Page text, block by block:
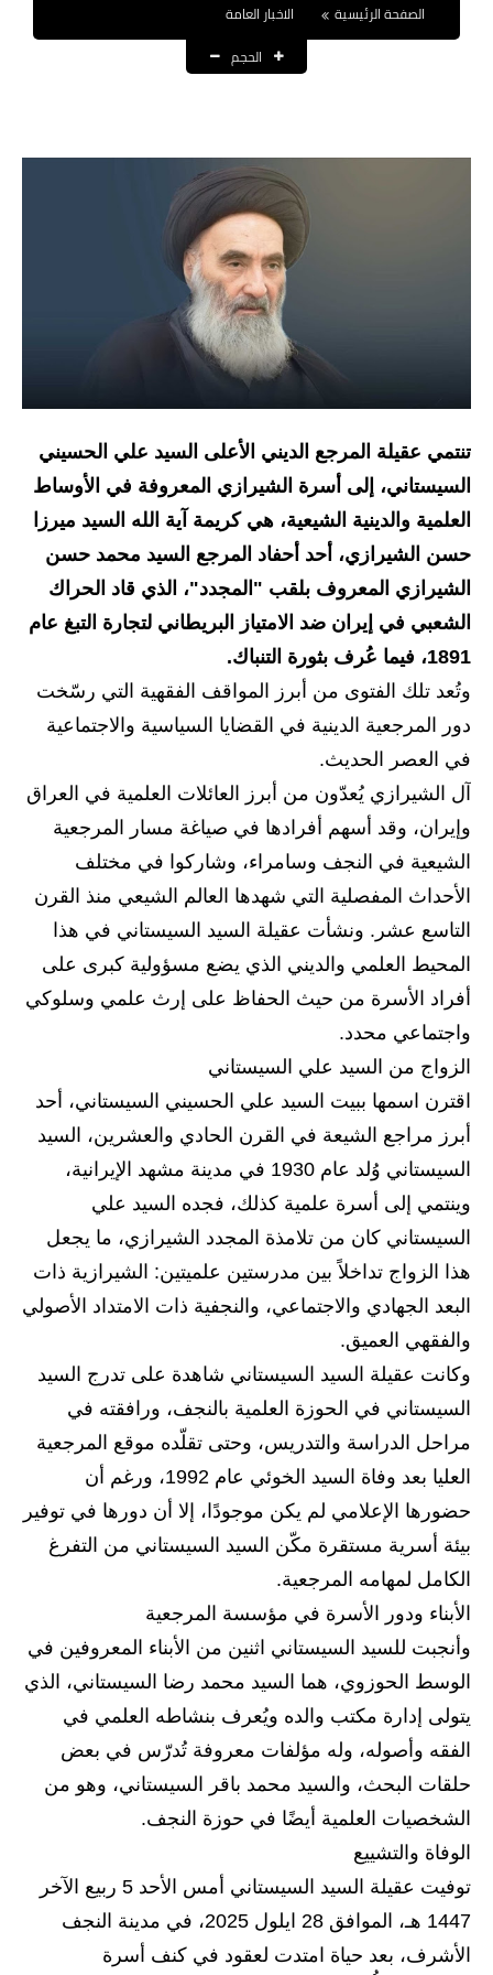
العقود والاجور اليومية
الرواتب
القروض والسلف
المنح المالية
قطع الاراضي
اخبار العراق
الاخبار الامنية
الاخبار الاقتصادية
الاخبار الرياضية
المدارس
اخبار وقرارات وزارة التربية
نتائج الامتحانات
المرحلة الابتدائية
المرحلة المتوسطة
المرحلة الاعدادية
اسئلة وزارية
المرحلة الابتدائية
المرحلة الاعدادية
مرشحات
المرحلة الابتدائية
المرحلة المتوسطة
المرحلة الاعدادية
المرحلة الابتدائية
المرحلة المتوسطة
المرحلة الاعدادية
ملازم دراسية
المرحلة المتوسطة
المرحلة الاعدادية
دروس
المرحلة الابتدائية
المرحلة الاعدادية
مواضيع انشاء
الصفحة الرئيسية
الاخبار العامة
الحجم
تنتمي عقيلة المرجع الديني الأعلى السيد علي الحسيني
السيستاني، إلى أسرة الشيرازي المعروفة في الأوساط
العلمية والدينية الشيعية، هي كريمة آية الله السيد ميرزا
حسن الشيرازي، أحد أحفاد المرجع السيد محمد حسن
الشيرازي المعروف بلقب "المجدد"، الذي قاد الحراك
الشعبي في إيران ضد الامتياز البريطاني لتجارة التبغ عام
1891، فيما عُرف بثورة التنباك.
وتُعد تلك الفتوى من أبرز المواقف الفقهية التي رسّخت
دور المرجعية الدينية في القضايا السياسية والاجتماعية
في العصر الحديث.
آل الشيرازي يُعدّون من أبرز العائلات العلمية في العراق
وإيران، وقد أسهم أفرادها في صياغة مسار المرجعية
الشيعية في النجف وسامراء، وشاركوا في مختلف
الأحداث المفصلية التي شهدها العالم الشيعي منذ القرن
التاسع عشر. ونشأت عقيلة السيد السيستاني في هذا
المحيط العلمي والديني الذي يضع مسؤولية كبرى على
أفراد الأسرة من حيث الحفاظ على إرث علمي وسلوكي
واجتماعي محدد.
الزواج من السيد علي السيستاني
اقترن اسمها ببيت السيد علي الحسيني السيستاني، أحد
أبرز مراجع الشيعة في القرن الحادي والعشرين، السيد
السيستاني وُلد عام 1930 في مدينة مشهد الإيرانية،
وينتمي إلى أسرة علمية كذلك، فجده السيد علي
السيستاني كان من تلامذة المجدد الشيرازي، ما يجعل
هذا الزواج تداخلاً بين مدرستين علميتين: الشيرازية ذات
البعد الجهادي والاجتماعي، والنجفية ذات الامتداد الأصولي
والفقهي العميق.
وكانت عقيلة السيد السيستاني شاهدة على تدرج السيد
السيستاني في الحوزة العلمية بالنجف، ورافقته في
مراحل الدراسة والتدريس، وحتى تقلّده موقع المرجعية
العليا بعد وفاة السيد الخوئي عام 1992، ورغم أن
حضورها الإعلامي لم يكن موجودًا، إلا أن دورها في توفير
بيئة أسرية مستقرة مكّن السيد السيستاني من التفرغ
الكامل لمهامه المرجعية.
الأبناء ودور الأسرة في مؤسسة المرجعية
وأنجبت للسيد السيستاني اثنين من الأبناء المعروفين في
الوسط الحوزوي، هما السيد محمد رضا السيستاني، الذي
يتولى إدارة مكتب والده ويُعرف بنشاطه العلمي في
الفقه وأصوله، وله مؤلفات معروفة تُدرّس في بعض
حلقات البحث، والسيد محمد باقر السيستاني، وهو من
الشخصيات العلمية أيضًا في حوزة النجف.
الوفاة والتشييع
توفيت عقيلة السيد السيستاني أمس الأحد 5 ربيع الآخر
1447 هـ، الموافق 28 ايلول 2025، في مدينة النجف
الأشرف، بعد حياة امتدت لعقود في كنف أسرة